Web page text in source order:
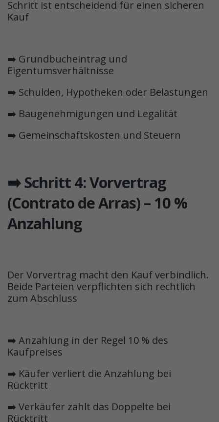
Schritt ist entscheidend für einen sicheren
Kauf
➡️ Grundbucheintrag und
Eigentumsverhältnisse
➡️ Schulden, Hypotheken oder Belastungen
➡️ Baugenehmigungen und Legalität
➡️ Gemeinschaftskosten und Steuern
➡️ Schritt 4: Vorvertrag
(Contrato de Arras) – 10 %
Anzahlung
Der Vorvertrag macht den Kauf verbindlich.
Beide Parteien verpflichten sich rechtlich
zum Abschluss
➡️ Anzahlung in der Regel 10 % des
Kaufpreises
➡️ Käufer verliert die Anzahlung bei
Rücktritt
➡️ Verkäufer zahlt das Doppelte bei
Rücktritt